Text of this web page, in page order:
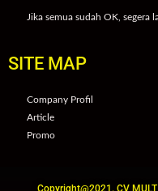
Jika semua sudah OK, segera
SITE MAP
Company Profil
Article
Promo
Copyright@2021. CV